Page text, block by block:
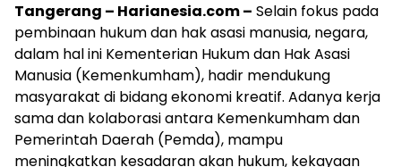
Tangerang – Harianesia.com – Selain fokus pada
pembinaan hukum dan hak asasi manusia, negara,
dalam hal ini Kementerian Hukum dan Hak Asasi
Manusia (Kemenkumham), hadir mendukung
masyarakat di bidang ekonomi kreatif. Adanya kerja
sama dan kolaborasi antara Kemenkumham dan
Pemerintah Daerah (Pemda), mampu
meningkatkan kesadaran akan hukum, kekayaan